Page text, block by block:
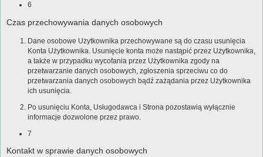
6
Czas przechowywania danych osobowych
Dane osobowe Użytkownika przechowywane są do czasu usunięcia
Konta Użytkownika. Usunięcie konta może nastąpić przez Użytkownika,
a także w przypadku wycofania przez Użytkownika zgody na
przetwarzanie danych osobowych, zgłoszenia sprzeciwu co do
przetwarzania danych osobowych bądź zażądania przez Użytkownika
ich usunięcia.
Po usunięciu Konta, Usługodawca i Strona pozostawią wyłącznie
informacje dozwolone przez prawo.
7
Kontakt w sprawie danych osobowych